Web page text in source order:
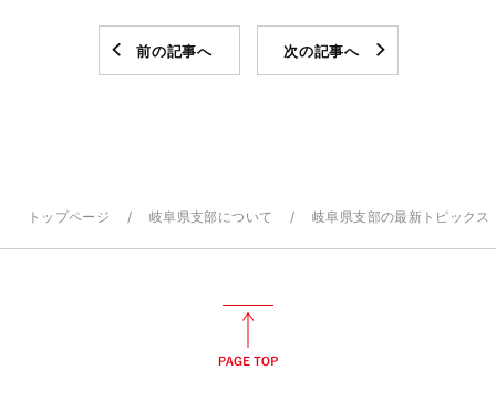
前の記事へ 次の記事へ
トップページ 岐阜県支部について 岐阜県支部の最新トピックス